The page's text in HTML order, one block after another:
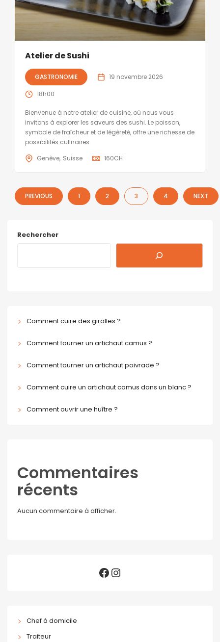
Atelier de Sushi
GASTRONOMIE 19 novembre 2026
18h00
Bienvenue à notre atelier de cuisine, où nous vous
invitons à explorer les saveurs des sushi. Le poisson,
symbole de fraîcheur et de légèreté, offre une richesse de
possibilités culinaires.
Genève Suisse 160CH
PREVIOUS 1 2 3 4 NEXT
Rechercher
Comment cuire des girolles ?
Comment tourner un artichaut camus ?
Comment tourner un artichaut poivrade ?
Comment cuire un artichaut camus dans un blanc ?
Comment ouvrir une huître ?
Commentaires
récents
Aucun commentaire à afficher.
Facebook
Instagram
Chef à domicile
Traiteur